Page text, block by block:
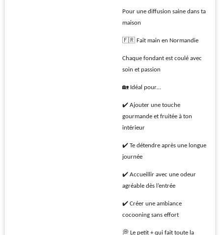
Pour une diffusion saine dans ta
maison
🇫🇷 Fait main en Normandie
Chaque fondant est coulé avec
soin et passion
🏡 Idéal pour…
✔️ Ajouter une touche
gourmande et fruitée à ton
intérieur
✔️ Te détendre après une longue
journée
✔️ Accueillir avec une odeur
agréable dès l’entrée
✔️ Créer une ambiance
cocooning sans effort
💭 Le petit + qui fait toute la